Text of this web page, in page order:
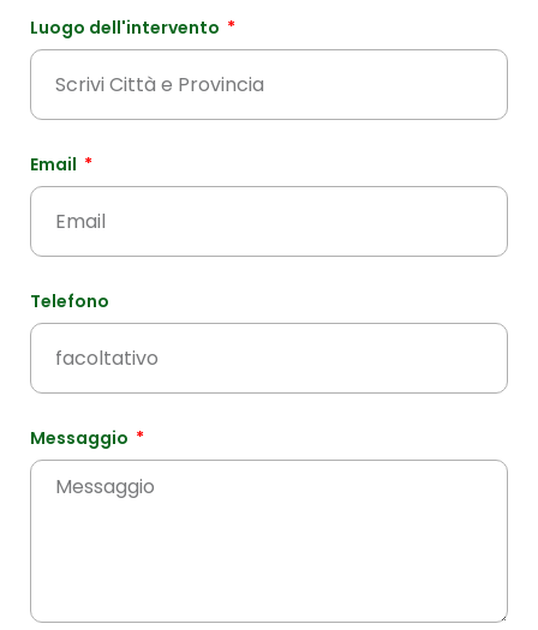
Luogo dell'intervento
Email
Telefono
Messaggio